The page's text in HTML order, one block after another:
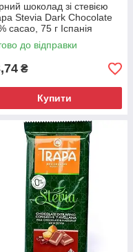
шоколад зі стевією
Stevia Dark Chocolate
cacao, 75 г Іспанія
до відправки
₴
Купити